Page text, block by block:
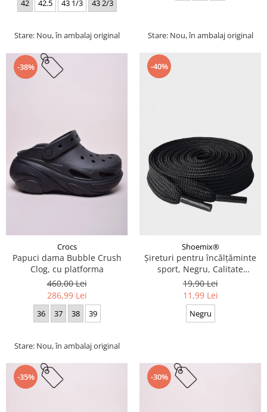
42 42.5 43 1/3 43 2/3
Stare: Nou, în ambalaj original Stare: Nou, în ambalaj original
-38%
Crocs
Papuci dama Bubble Crush
Clog, cu platforma
460,00 Lei
286,99 Lei
36 37 38 39
Stare: Nou, în ambalaj original
-40%
Shoemix®
Șireturi pentru încălțăminte
sport, Negru, Calitate
premium, 110 cm x 0.8 cm
19,90 Lei
11,99 Lei
Negru
-35% -30%